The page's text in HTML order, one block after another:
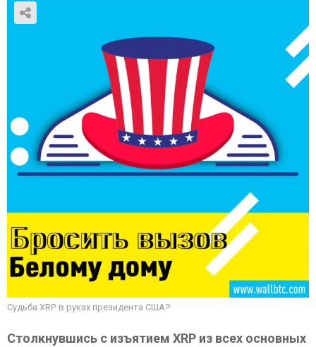
Судьба XRP в руках президента США?
Столкнувшись с изъятием XRP из всех основных